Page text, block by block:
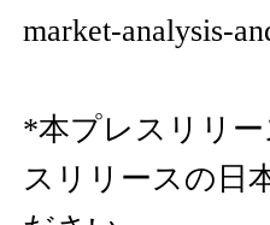
market-analysis-
*本プレスリリー
スリリースの日